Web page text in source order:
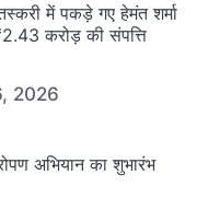
में पकड़े गए हेमंत शर्मा
करोड़ की संपत्ति
2026
अभियान का शुभारंभ